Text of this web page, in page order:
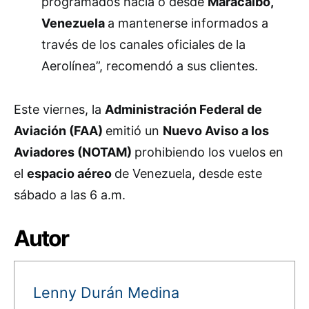
Venezuela a mantenerse informados a
través de los canales oficiales de la
Aerolínea”, recomendó a sus clientes.
Este viernes, la Administración Federal de
Aviación (FAA) emitió un Nuevo Aviso a los
Aviadores (NOTAM) prohibiendo los vuelos en
el espacio aéreo de Venezuela, desde este
sábado a las 6 a.m.
Autor
Lenny Durán Medina